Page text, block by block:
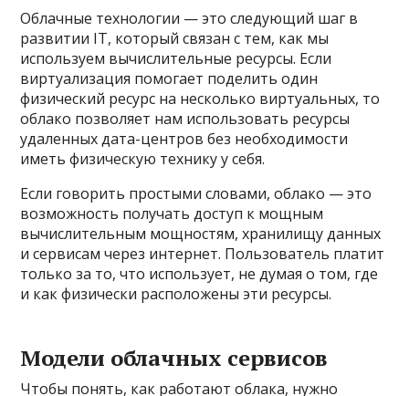
Облачные технологии — это следующий шаг в
развитии IT, который связан с тем, как мы
используем вычислительные ресурсы. Если
виртуализация помогает поделить один
физический ресурс на несколько виртуальных, то
облако позволяет нам использовать ресурсы
удаленных дата-центров без необходимости
иметь физическую технику у себя.
Если говорить простыми словами, облако — это
возможность получать доступ к мощным
вычислительным мощностям, хранилищу данных
и сервисам через интернет. Пользователь платит
только за то, что использует, не думая о том, где
и как физически расположены эти ресурсы.
Модели облачных сервисов
Чтобы понять, как работают облака, нужно